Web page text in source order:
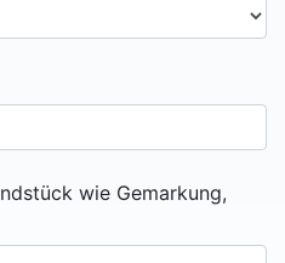
wie Gemarkung,